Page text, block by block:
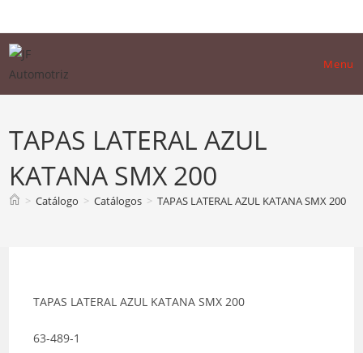
to
content
Menu
TAPAS LATERAL AZUL
KATANA SMX 200
> Catálogo > Catálogos > TAPAS LATERAL AZUL KATANA SMX 200
TAPAS LATERAL AZUL KATANA SMX 200
63-489-1